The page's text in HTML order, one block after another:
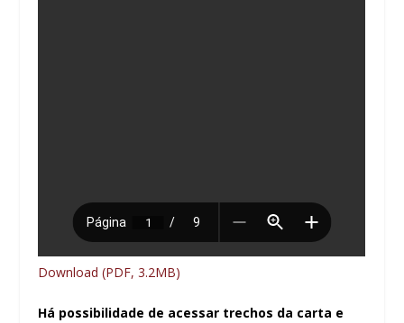
Download (PDF, 3.2MB)
Há possibilidade de acessar trechos da carta e